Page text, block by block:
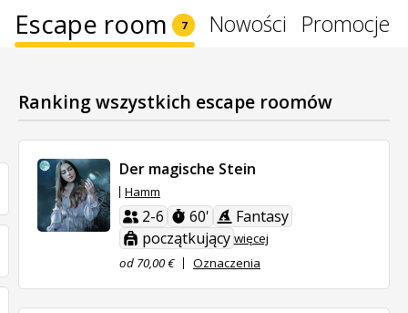
Escape room 7 Nowości Promocje
Ranking wszystkich escape roomów
Der magische Stein
Hamm
2-6 60'
Fantasy
początkujący więcej
od 70,00 €
Oznaczenia